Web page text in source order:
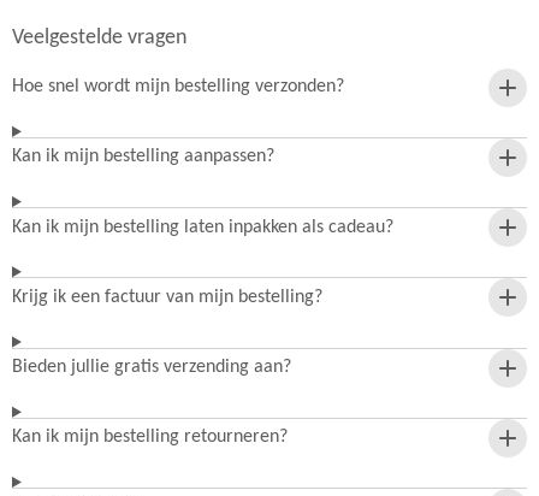
Veelgestelde vragen
Hoe snel wordt mijn bestelling verzonden?
Kan ik mijn bestelling aanpassen?
Kan ik mijn bestelling laten inpakken als cadeau?
Krijg ik een factuur van mijn bestelling?
Bieden jullie gratis verzending aan?
Kan ik mijn bestelling retourneren?